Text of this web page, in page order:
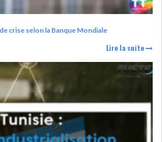
FONDS AU SER...
ANIMERA UNE C...
ENNAKL LÈVE 60 MD SUR LE
MARCHÉ OBLIGATA...
crise selon la Banque Mondiale
Lire la suite